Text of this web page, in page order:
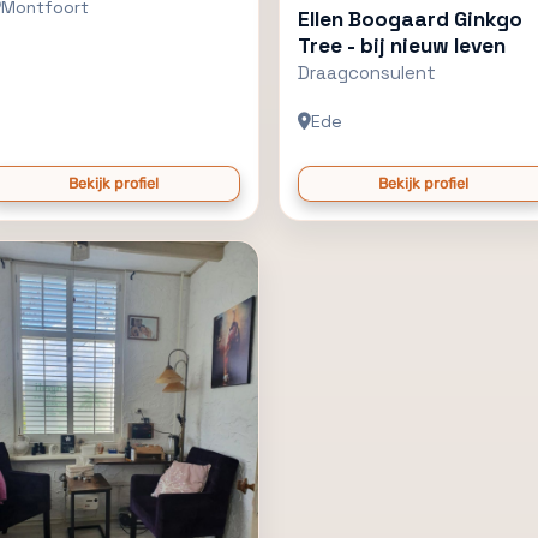
Montfoort
Bekijk profiel
Ellen Boogaard Ginkgo
Tree - bij nieuw leven
Draagconsulent
Ede
Bekijk profiel